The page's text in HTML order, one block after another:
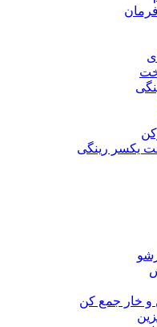
یکسر رینگی
و خار جمع کن